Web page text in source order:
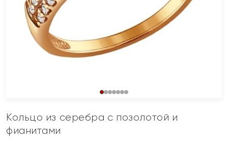
Кольцо из серебра с позолотой и
фианитами